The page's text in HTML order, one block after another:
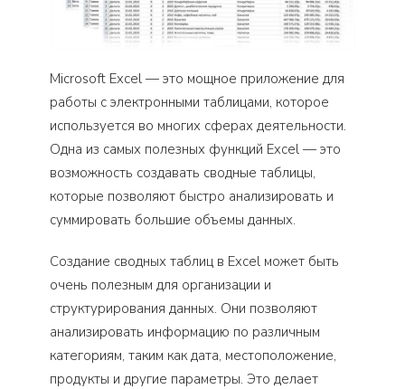
Microsoft Excel — это мощное приложение для
работы с электронными таблицами, которое
используется во многих сферах деятельности.
Одна из самых полезных функций Excel — это
возможность создавать сводные таблицы,
которые позволяют быстро анализировать и
суммировать большие объемы данных.
Создание сводных таблиц в Excel может быть
очень полезным для организации и
структурирования данных. Они позволяют
анализировать информацию по различным
категориям, таким как дата, местоположение,
продукты и другие параметры. Это делает